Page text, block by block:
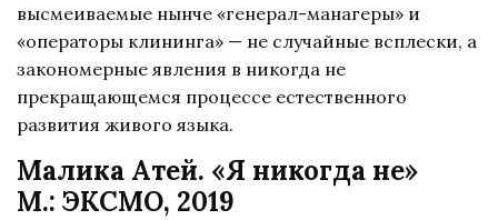
высмеиваемые нынче «генерал-манагеры» и
«операторы клининга» — не случайные всплески, а
закономерные явления в никогда не
прекращающемся процессе естественного
развития живого языка.
Малика Атей. «Я никогда не»
М.: ЭКСМО, 2019